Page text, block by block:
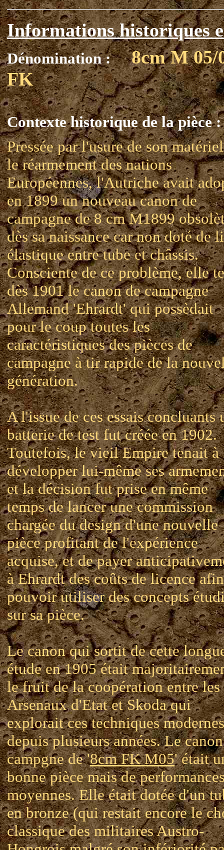
Informations historiques
Dénomination :
8cm M 05/
FK
Contexte historique de la pièce :
Pressée par l'usure de son
le réarmement des nations
Européennes, l'Autriche avait
en 1899 un nouveau canon de
campagne de 8 cm M1899
dès sa naissance car non doté de
élastique entre tube et châssis.
Consciente de ce problème, elle
dès 1901 le canon de campagne
Allemand 'Ehrardt' qui possèdait
pour le coup toutes les
caractéristiques des pièces de
campagne à tir rapide de la
génération.
A l'issue de ces essais concluants
batterie de test fut créée en 1902.
Toutefois, le vieil Empire tenait à
développer lui-même ses
et la décision fut prise en même
temps de lancer une commission
chargée du design d'une nouvelle
pièce profitant de l'expérience
acquise, et de payer
à Ehrardt des coûts de licence
pouvoir utiliser des concepts
sur sa pièce.
Le canon qui sortit de cette
étude en 1905 était
le fruit de la coopération entre les
Arsenaux d'Etat et Skoda qui
explorait ces techniques modernes
depuis plusieurs années. Le
campgne de '8cm FK M05' était
bonne pièce mais de
moyennes. Elle était dotée d'un
en bronze (qui restait encore le
classique des militaires Austro-